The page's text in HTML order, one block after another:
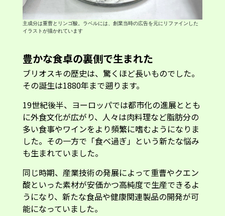
主成分は重曹とリンゴ酸。ラベルには、創業当時の広告を元にリファインした
イラストが描かれています
豊かな食卓の裏側で生まれた
ブリオスキの歴史は、驚くほど長いものでした。
その誕生は1880年まで遡ります。
19世紀後半、ヨーロッパでは都市化の進展ととも
に外食文化が広がり、人々は肉料理など脂肪分の
多い食事やワインをより頻繁に嗜むようになりま
した。その一方で「食べ過ぎ」という新たな悩み
も生まれていました。
同じ時期、産業技術の発展によって重曹やクエン
酸といった素材が安価かつ高純度で生産できるよ
うになり、新たな食品や健康関連製品の開発が可
能になっていました。